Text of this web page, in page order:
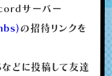
サーバー
の招待リンクを
どに投稿して友達